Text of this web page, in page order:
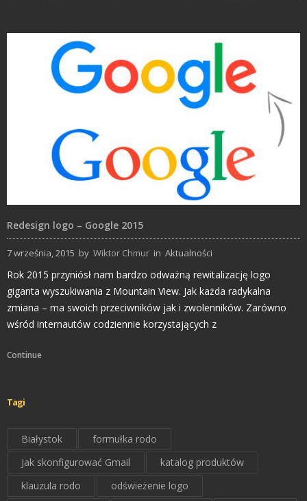
Redesign logo – Google 2015
7 września, 2015 by Wiktor Chmur in Aktualności
Rok 2015 przyniósł nam bardzo odważną rewitalizację logo
giganta wyszukiwania z Mountain View. Jak każda radykalna
zmiana – ma swoich przeciwników jak i zwolenników. Zarówno
wśród internautów codziennie korzystających z
Continue
Tagi
Białystok
formułka rodo
Jak skonfigurować Gmail
katalog produktów
klauzula rodo
odświeżenie logo